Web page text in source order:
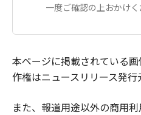
一度ご確認の上おかけく
本ページに掲載されている
作権はニュースリリース発行
また、報道用途以外の商用